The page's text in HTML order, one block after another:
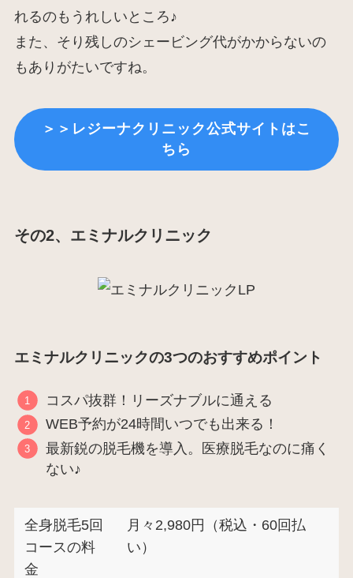
れるのもうれしいところ♪
また、そり残しのシェービング代がかからないの
もありがたいですね。
＞＞レジーナクリニック公式サイトはこ
ちら
その2、エミナルクリニック
エミナルクリニックの3つのおすすめポイント
コスパ抜群！リーズナブルに通える
WEB予約が24時間いつでも出来る！
最新鋭の脱毛機を導入。医療脱毛なのに痛く
ない♪
全身脱毛5回
コースの料
金
月々2,980円（税込・60回払
い）